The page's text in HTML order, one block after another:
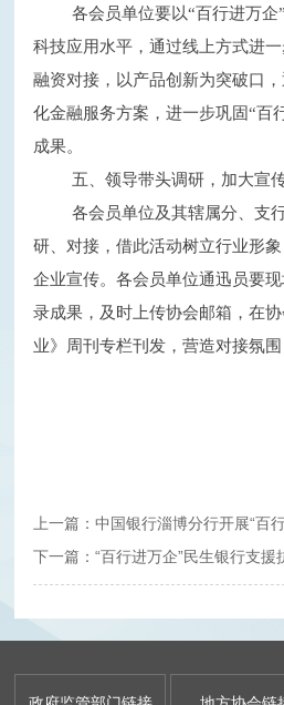
各会员单位要以“百行进万企
科技应用水平，通过线上方式进
融资对接，以产品创新为突破口
化金融服务方案，进一步巩固“百
成果。
五、领导带头调研，加大宣
各会员单位及其辖属分、支
研、对接，借此活动树立行业形
企业宣传。各会员单位通迅员要
录成果，及时上传协会邮箱，在
业》周刊专栏刊发，营造对接氛围
下一篇：“百行进万企”民生银行支援